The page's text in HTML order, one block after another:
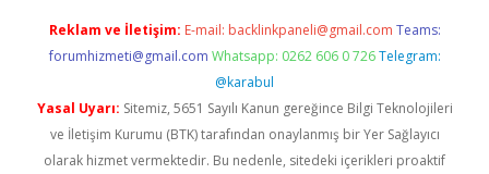
Reklam ve İletişim: E-mail: backlinkpaneli@gmail.com Teams:
forumhizmeti@gmail.com Whatsapp: 0262 606 0 726 Telegram:
@karabul
Yasal Uyarı: Sitemiz, 5651 Sayılı Kanun gereğince Bilgi Teknolojileri
ve İletişim Kurumu (BTK) tarafından onaylanmış bir Yer Sağlayıcı
olarak hizmet vermektedir. Bu nedenle, sitedeki içerikleri proaktif